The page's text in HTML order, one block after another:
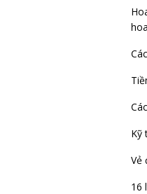
Kỹ
Vẻ
16